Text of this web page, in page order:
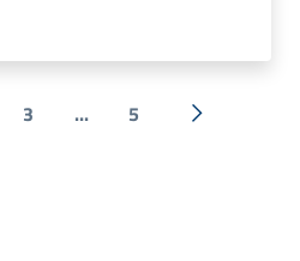
3 ... 5 Successiva